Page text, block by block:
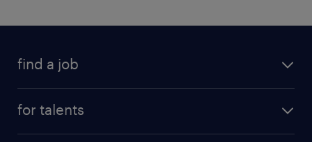
find a job
for talents